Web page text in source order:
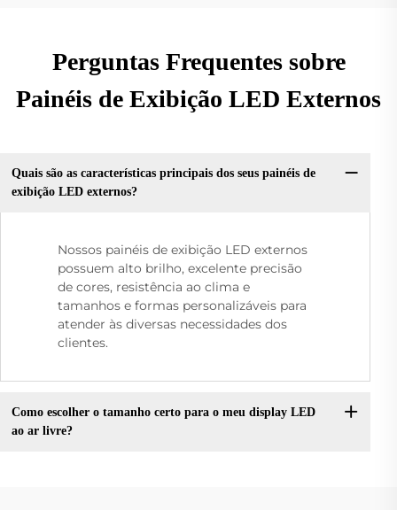
Perguntas Frequentes sobre
Painéis de Exibição LED Externos
Quais são as características principais dos seus painéis de
exibição LED externos?
Nossos painéis de exibição LED externos
possuem alto brilho, excelente precisão
de cores, resistência ao clima e
tamanhos e formas personalizáveis para
atender às diversas necessidades dos
clientes.
Como escolher o tamanho certo para o meu display LED
ao ar livre?